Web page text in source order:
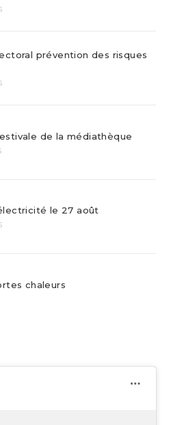
prévention des risques
de la médiathèque
le 27 août
chaleurs